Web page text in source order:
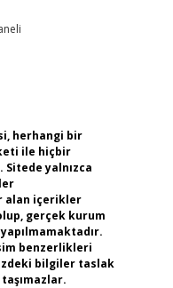
herhangi bir
ile hiçbir
Sitede yalnızca
alan içerikler
gerçek kurum
benzerlikleri
bilgiler taslak